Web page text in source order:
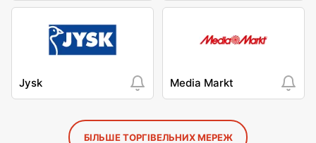
Jysk Media Markt
БІЛЬШЕ ТОРГІВЕЛЬНИХ МЕРЕЖ